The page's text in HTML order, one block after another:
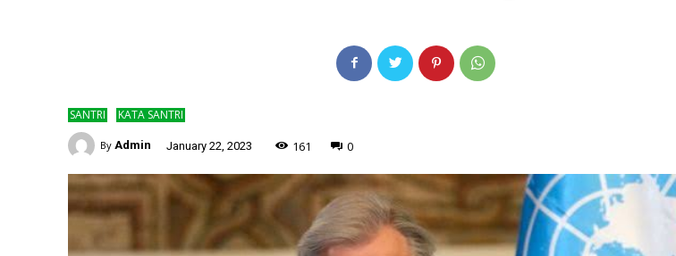
SANTRI KATA SANTRI
By Admin January 22, 2023 161 0